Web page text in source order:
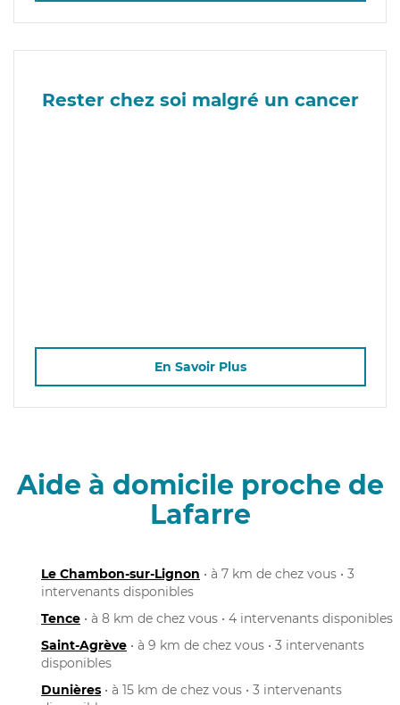
Rester chez soi malgré un cancer
En Savoir Plus
Aide à domicile proche de
Lafarre
Le Chambon-sur-Lignon • à 7 km de chez vous • 3
intervenants disponibles
Tence • à 8 km de chez vous • 4 intervenants disponibles
Saint-Agrève • à 9 km de chez vous • 3 intervenants
disponibles
Dunières • à 15 km de chez vous • 3 intervenants